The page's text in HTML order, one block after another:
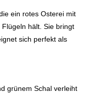
ein rotes Osterei mit
hält. Sie bringt
sich perfekt als
grünem Schal verleiht